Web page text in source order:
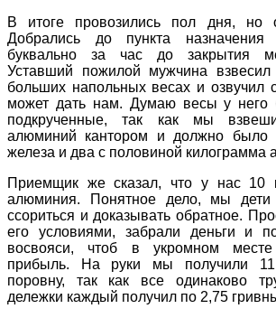
В итоге провозились пол дня, но
Добрались до пункта
буквально за час до закрытия
Уставший пожилой мужчина
больших напольных весах и озвучил
может дать нам. Думаю весы у него
подкрученные, так как мы
алюминий кантором и должно было
железа и два с половиной килограмма
Приемщик же сказал, что у нас 10
алюминия. Понятное дело, мы
ссориться и доказывать обратное.
его условиями, забрали деньги и
восвояси, чтоб в укромном
прибыль. На руки мы получили 11
поровну, так как все одинаково
дележки каждый получил по 2,75